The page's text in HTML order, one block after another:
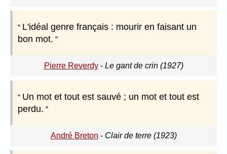
L'idéal genre français : mourir en faisant un
bon mot.
Pierre Reverdy- Le gant de crin (1927)
Un mot et tout est sauvé ; un mot et tout est
perdu.
André Breton - Clair de terre (1923)